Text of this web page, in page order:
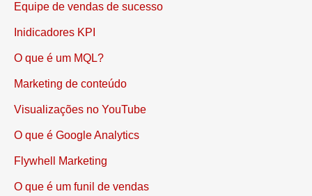
Equipe de vendas de sucesso
Inidicadores KPI
O que é um MQL?
Marketing de conteúdo
Visualizações no YouTube
O que é Google Analytics
Flywhell Marketing
O que é um funil de vendas